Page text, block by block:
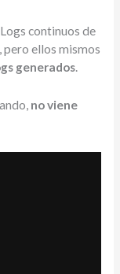
continuos de
pero ellos mismos
generados.
no viene